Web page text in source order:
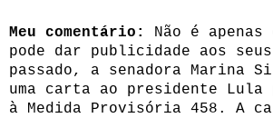
Meu comentário:
Não é apenas
pode dar publicidade aos
passado, a senadora Marina
uma carta ao presidente Lula
à Medida Provisória 458. A